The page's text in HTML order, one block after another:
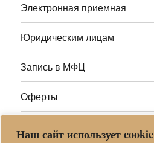
Наш сайт использует cookie
Электронная приемная
Юридическим лицам
Запись в МФЦ
Оферты